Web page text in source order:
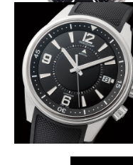
上質なシンプルに装う
JAEGER-LECOULTRE
ジャガー・ルクルト ポラリ
ス・オートマティック
ゴングの音色で時の訪れを知ら
JAEGER-LECOULTRE
ジャガー・ルクルト ポラリ
ス・メモボックス